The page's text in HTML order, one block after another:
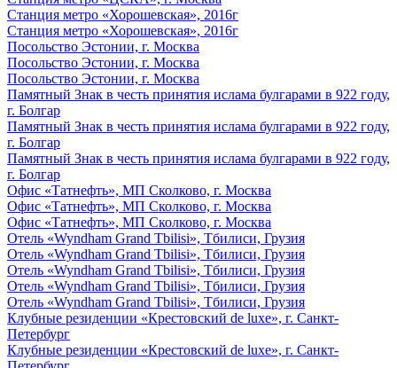
Станция метро «Хорошевская», 2016г
Станция метро «Хорошевская», 2016г
Посольство Эстонии, г. Москва
Посольство Эстонии, г. Москва
Посольство Эстонии, г. Москва
Памятный Знак в честь принятия ислама булгарами в 922 году,
г. Болгар
Памятный Знак в честь принятия ислама булгарами в 922 году,
г. Болгар
Памятный Знак в честь принятия ислама булгарами в 922 году,
г. Болгар
Офис «Татнефть», МП Сколково, г. Москва
Офис «Татнефть», МП Сколково, г. Москва
Офис «Татнефть», МП Сколково, г. Москва
Отель «Wyndham Grand Tbilisi», Тбилиси, Грузия
Отель «Wyndham Grand Tbilisi», Тбилиси, Грузия
Отель «Wyndham Grand Tbilisi», Тбилиси, Грузия
Отель «Wyndham Grand Tbilisi», Тбилиси, Грузия
Отель «Wyndham Grand Tbilisi», Тбилиси, Грузия
Клубные резиденции «Крестовский de luxe», г. Санкт-
Петербург
Клубные резиденции «Крестовский de luxe», г. Санкт-